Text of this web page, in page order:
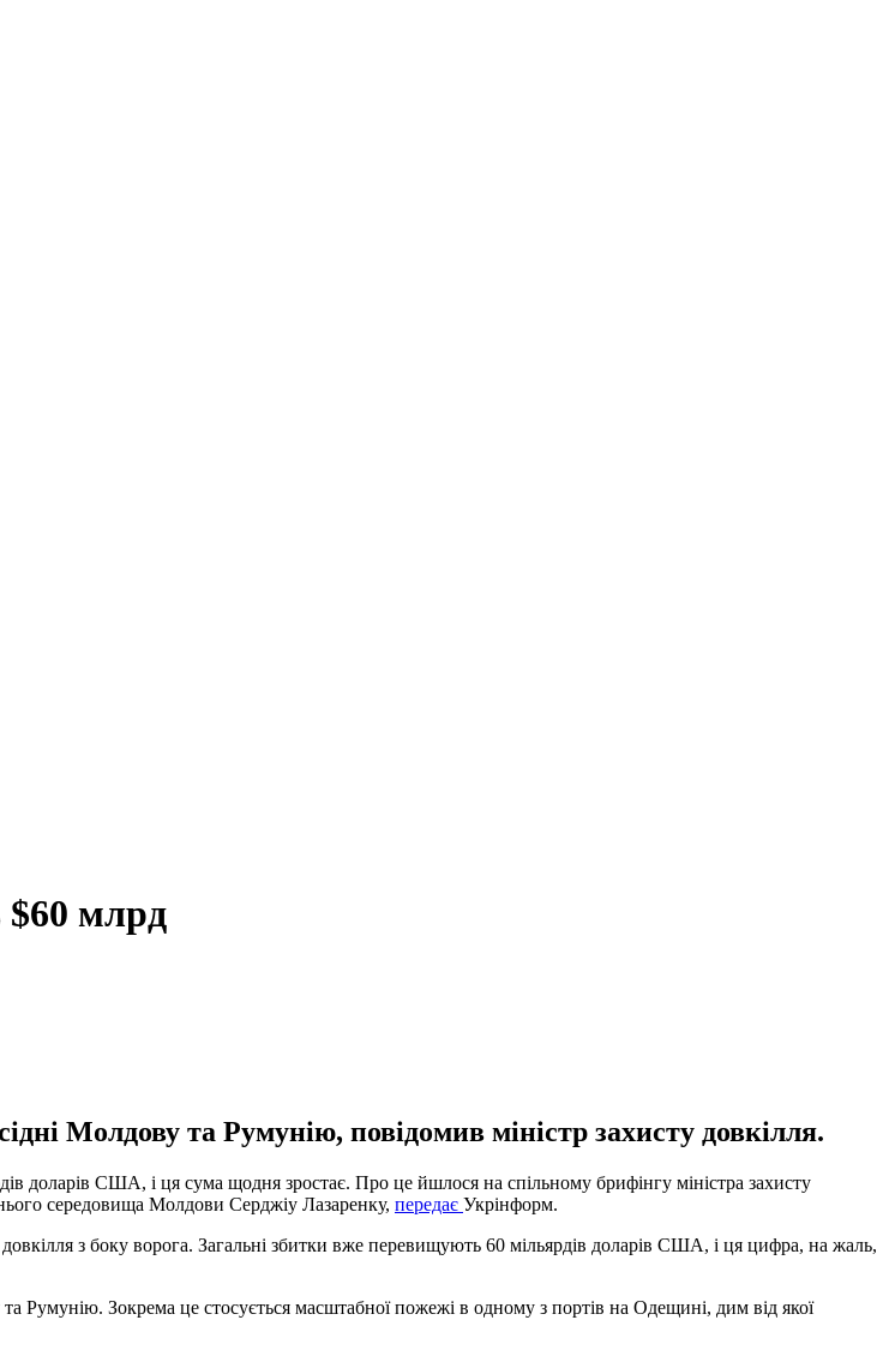
$60 млрд
Молдову та Румунію, повідомив міністр захисту довкілля.
доларів США, і ця сума щодня зростає. Про це йшлося на спільному брифінгу міністра захисту
середовища Молдови Серджіу Лазаренку, передає Укрінформ.
з боку ворога. Загальні збитки вже перевищують 60 мільярдів доларів США, і ця цифра, на жаль,
Румунію. Зокрема це стосується масштабної пожежі в одному з портів на Одещині, дим від якої